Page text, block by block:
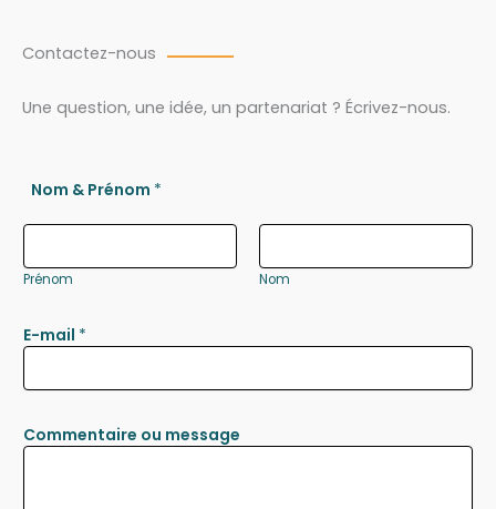
Contactez-nous
Une question, une idée, un partenariat ? Écrivez-nous.
Nom & Prénom *
Prénom Nom
E-mail *
Commentaire ou message